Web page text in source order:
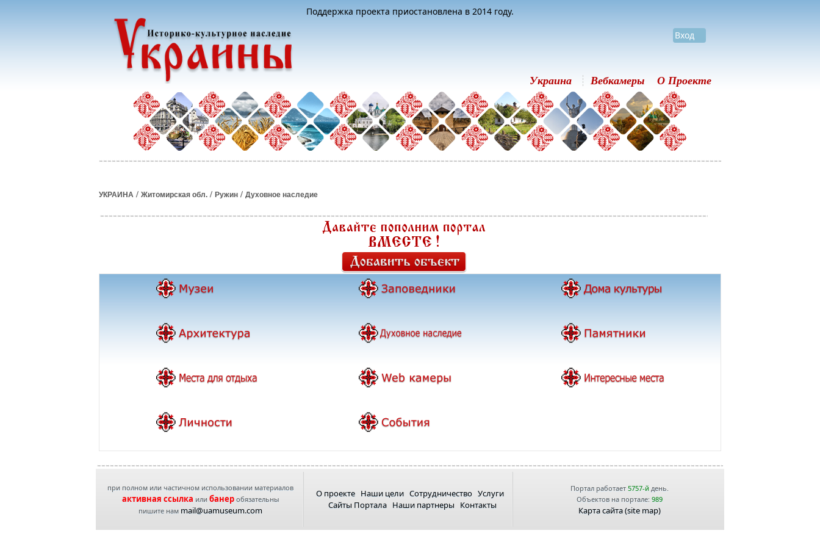
Поддержка проекта приостановлена в 2014 году.
Вход
Украина Вебкамеры О Проекте
УКРАИНА / Житомирская обл. / Ружин / Духовное наследие
при полном или частичном использовании материалов
активная ссылка или банеробязательны
пишите нам mail@uamuseum.com
О проекте Наши цели Сотрудничество Услуги
Сайты Портала Наши партнеры Контакты
Портал работает 5757-йдень.
Объектов на портале: 989
Карта сайта (site map)